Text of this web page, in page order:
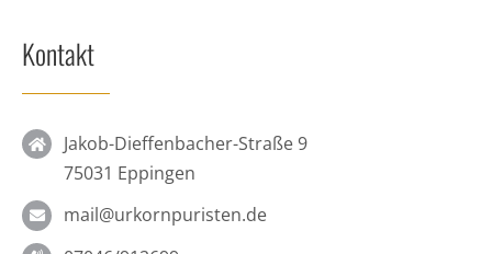
Kontakt
Jakob-Dieffenbacher-Straße 9
75031 Eppingen
mail@urkornpuristen.de